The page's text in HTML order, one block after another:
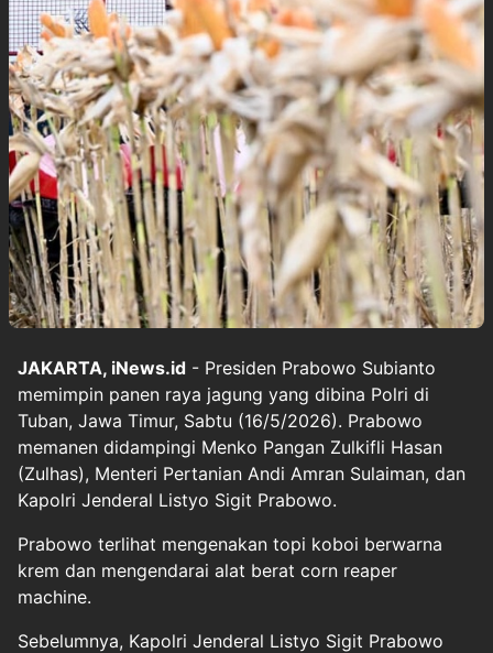
JAKARTA, iNews.id - Presiden Prabowo Subianto
memimpin panen raya jagung yang dibina Polri di
Tuban, Jawa Timur, Sabtu (16/5/2026). Prabowo
memanen didampingi Menko Pangan Zulkifli Hasan
(Zulhas), Menteri Pertanian Andi Amran Sulaiman, dan
Kapolri Jenderal Listyo Sigit Prabowo.
Prabowo terlihat mengenakan topi koboi berwarna
krem dan mengendarai alat berat corn reaper
machine.
Sebelumnya, Kapolri Jenderal Listyo Sigit Prabowo